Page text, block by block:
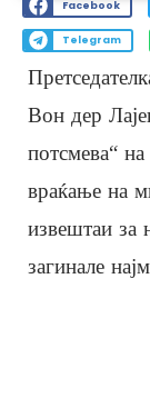
Facebook
Telegram
Вон дер
потсмева“
враќање на
извештаи за
загинале